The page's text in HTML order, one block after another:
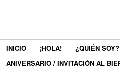
INICIO ¡HOLA! ¿QUIÉN SOY?
ANIVERSARIO / INVITACIÓN AL